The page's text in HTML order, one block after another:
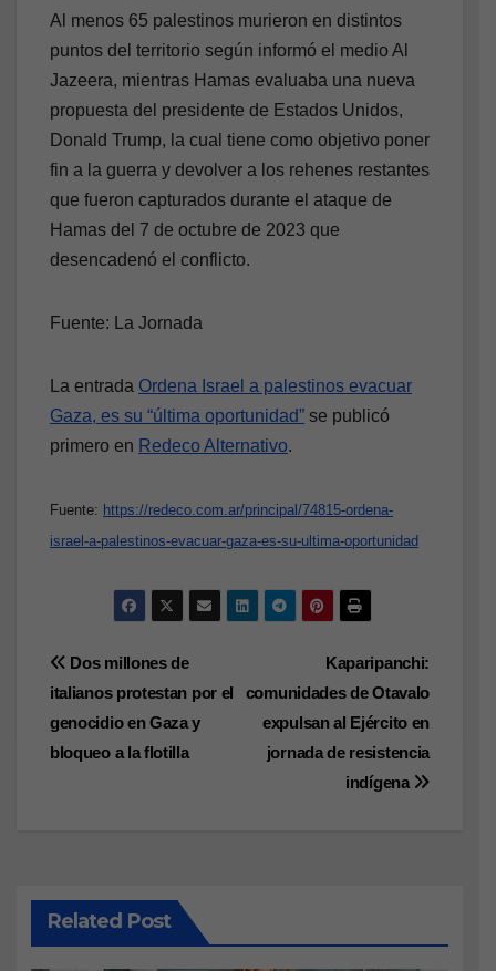
Al menos 65 palestinos murieron en distintos
puntos del territorio según informó el medio Al
Jazeera, mientras Hamas evaluaba una nueva
propuesta del presidente de Estados Unidos,
Donald Trump, la cual tiene como objetivo poner
fin a la guerra y devolver a los rehenes restantes
que fueron capturados durante el ataque de
Hamas del 7 de octubre de 2023 que
desencadenó el conflicto.
Fuente: La Jornada
La entrada Ordena Israel a palestinos evacuar
Gaza, es su “última oportunidad” se publicó
primero en Redeco Alternativo.
Fuente: https://redeco.com.ar/principal/74815-ordena-
israel-a-palestinos-evacuar-gaza-es-su-ultima-oportunidad
Navegación
de
entradas
Kaparipanchi:
comunidades de Otavalo
expulsan al Ejército en
jornada de resistencia
indígena
Dos millones de
italianos protestan por el
genocidio en Gaza y
bloqueo a la flotilla
Related Post